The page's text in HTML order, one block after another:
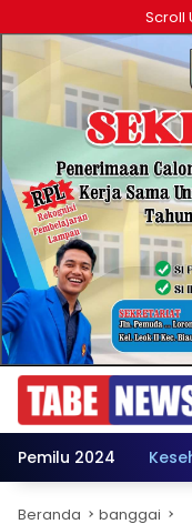
ke
konten
Scroll
Pemilu 2024
Beranda banggai